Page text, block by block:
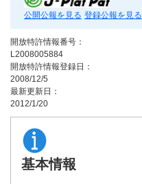
公開公報を見る 登録公報を見る
開放特許情報番号：
L2008005884
開放特許情報登録日：
2008/12/5
最新更新日：
2012/1/20
基本情報